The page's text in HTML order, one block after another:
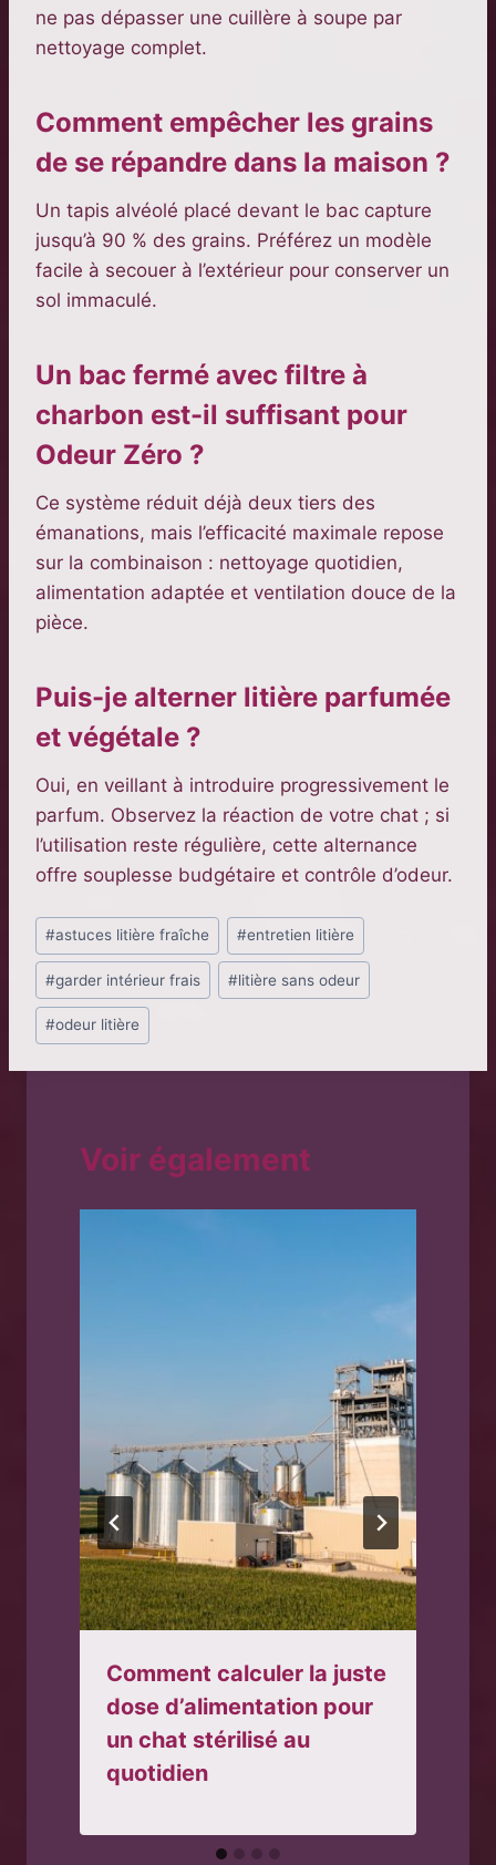
ne pas dépasser une cuillère à soupe par
nettoyage complet.
Comment empêcher les grains
de se répandre dans la maison ?
Un tapis alvéolé placé devant le bac capture
jusqu’à 90 % des grains. Préférez un modèle
facile à secouer à l’extérieur pour conserver un
sol immaculé.
Un bac fermé avec filtre à
charbon est-il suffisant pour
Odeur Zéro ?
Ce système réduit déjà deux tiers des
émanations, mais l’efficacité maximale repose
sur la combinaison : nettoyage quotidien,
alimentation adaptée et ventilation douce de la
pièce.
Puis-je alterner litière parfumée
et végétale ?
Oui, en veillant à introduire progressivement le
parfum. Observez la réaction de votre chat ; si
l’utilisation reste régulière, cette alternance
offre souplesse budgétaire et contrôle d’odeur.
Étiquettes
de
la
publication :
#astuces litière fraîche #entretien litière
#garder intérieur frais #litière sans odeur
#odeur litière
Voir également
Comment calculer la juste
dose d’alimentation pour
un chat stérilisé au
quotidien